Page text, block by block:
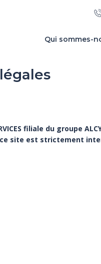
Qui sommes-
filiale du groupe
site est strictement